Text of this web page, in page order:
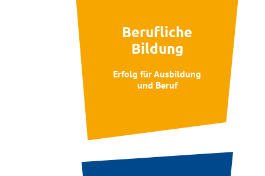
Berufliche
Bildung
Erfolg für Ausbildung
und Beruf